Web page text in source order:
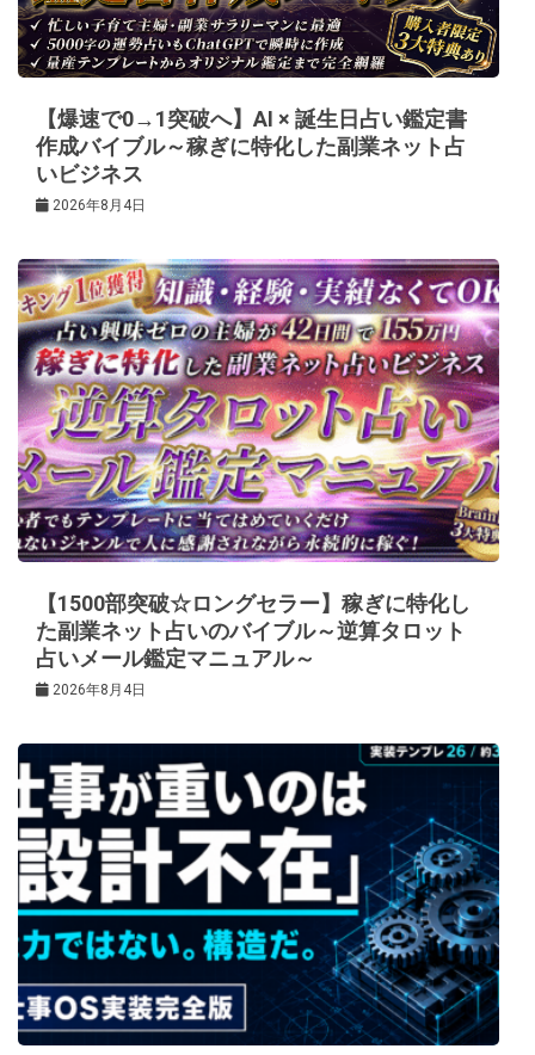
ン
【爆速で0→1突破へ】AI × 誕生日占い鑑定書
作成バイブル～稼ぎに特化した副業ネット占
いビジネス
2026年8月4日
【1500部突破☆ロングセラー】稼ぎに特化し
た副業ネット占いのバイブル～逆算タロット
占いメール鑑定マニュアル～
2026年8月4日